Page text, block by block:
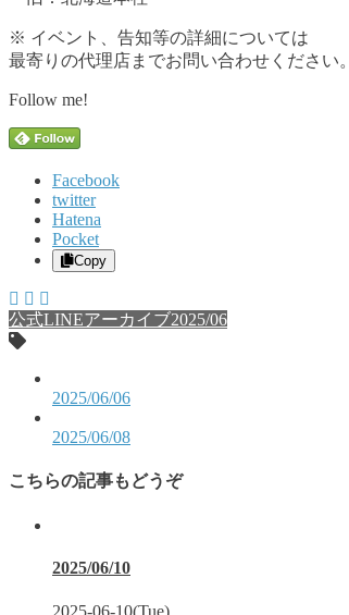
※ イベント、告知等の詳細については
最寄りの代理店までお問い合わせください。
Follow me!
Facebook
twitter
Hatena
Pocket
Copy
公式LINEアーカイブ2025/06
2025/06/06
2025/06/08
こちらの記事もどうぞ
2025/06/10
2025-06-10(Tue)